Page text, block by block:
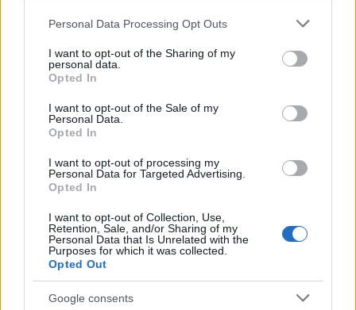
Please note that this website/app uses one or more Google
not limited to your visit or usage behaviour. You may click to
grant or deny consent to Google and its third-party tags to
use your data for below specified purposes in below Google
consent section.
Personal Data Processing Opt Outs
I want to opt-out of the Sharing of my
personal data.
Opted In
I want to opt-out of the Sale of my
Personal Data.
Opted In
I want to opt-out of processing my
Personal Data for Targeted Advertising.
Opted In
I want to opt-out of Collection, Use,
Retention, Sale, and/or Sharing of my
Personal Data that Is Unrelated with the
Purposes for which it was collected.
Opted Out
Google consents
úgyhogy bocsánatot kért: "sajnálom a negatív
szarságokat, amiket mondtam, nem akarok rossz
vibe-ot terjeszteni". Azért, hogy a negativitás
pozitivitásba forduljon, egy szép rajzot közölt, amin
"űrlények vizsgálnak érző fekete trutyit".
A 4AD a dream pop majd a shoegaze fénykorában
az egyik meghatározó kiadó volt (lásd
történetéről szóló cikkünket
), azóta pedig ugyan
már nem lehet egyetlen hangzást kötni a nevéhez, de
még mindig ott van a meghatározó független kiadók
i'm sorry negative shit i said ended up in
the press today, i didn't mean to spread bad